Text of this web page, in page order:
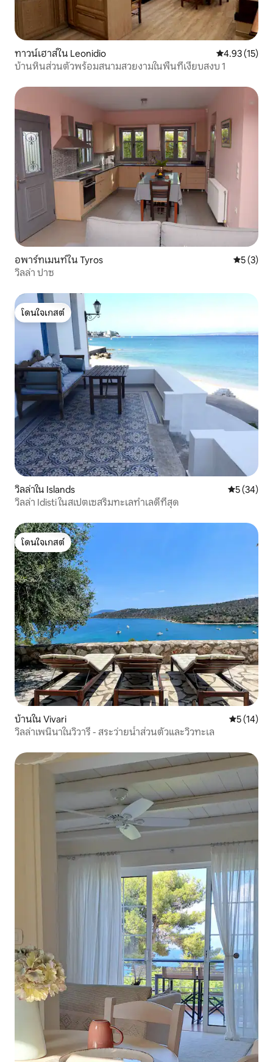
ทาวน์เฮาส์ใน Leonidio คะแนนเฉลี่ย
4.93 (15)
บ้านหินส่วนตัวพร้อมสนามสวยงามในพื้นที่เงียบสงบ 1
อพาร์ทเมนท์ใน Tyros คะแนนเฉ
5 (3)
วิลล่า ปาซ
โดนใจเกสต์
โดนใจเกสต์
วิลล่าใน Islands คะแนนเฉลี่
5 (34)
วิลล่า Idisti ในสเปตเซสริมทะเลทำเลดีที่สุด
โดนใจเกสต์
โดนใจเกสต์
บ้านใน Vivari คะแนนเฉลี่
5 (14)
วิลล่าเพนินาในวิวารี - สระว่ายน้ำส่วนตัวและวิวทะเล